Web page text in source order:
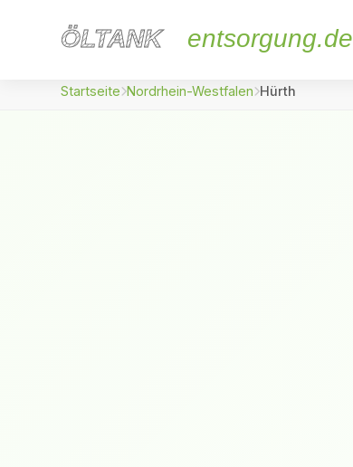
ÖLTANK
ÖLTANK entsorgung.de
Startseite Nordrhein-Westfalen Hürth